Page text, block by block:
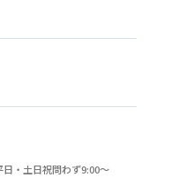
・土日祝問わず9:00～